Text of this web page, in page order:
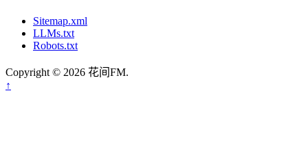
Sitemap.xml
LLMs.txt
Robots.txt
Copyright © 2026 花间FM.
↑